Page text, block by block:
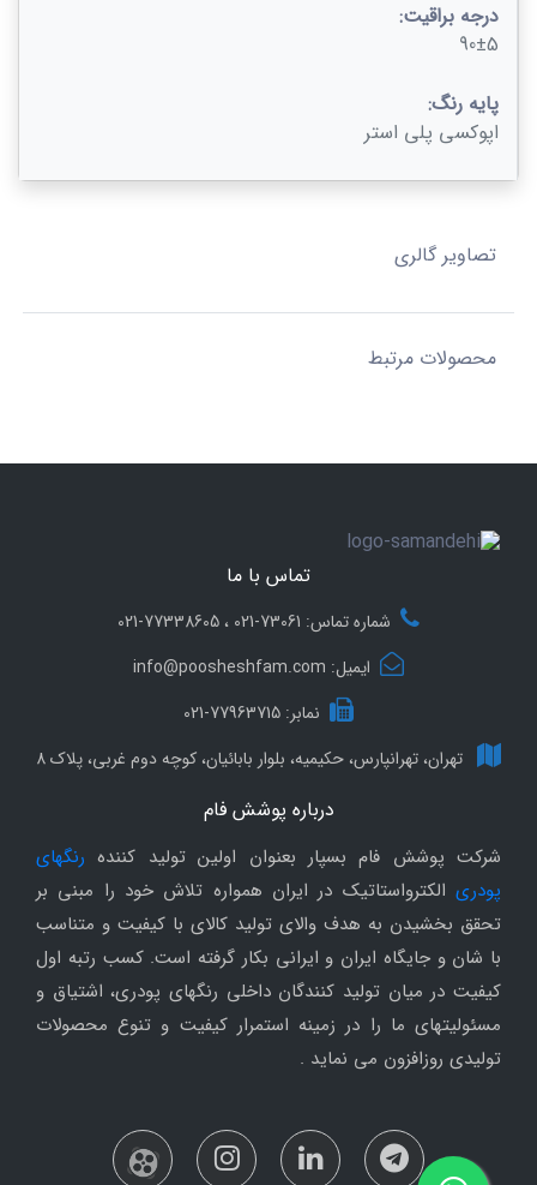
درجه براقیت:
90±5
پایه رنگ:
اپوکسی پلی استر
تصاویر گالری
محصولات مرتبط
تماس با ما
شماره تماس: 73061-021 ، 77338605-021
ایمیل: info@poosheshfam.com
نمابر: 77963715-021
تهران، تهرانپارس، حکیمیه، بلوار بابائیان، کوچه دوم غربی، پلاک 8
درباره پوشش فام
شرکت پوشش فام بسپار بعنوان اولین تولید کننده رنگهای
پودری الکترواستاتیک در ایران همواره تلاش خود را مبنی بر
تحقق بخشیدن به هدف والای تولید کالای با کیفیت و متناسب
با شان و جایگاه ایران و ایرانی بکار گرفته است. کسب رتبه اول
کیفیت در میان تولید کنندگان داخلی رنگهای پودری، اشتیاق و
مسئولیتهای ما را در زمینه استمرار کیفیت و تنوع محصولات
تولیدی روزافزون می نماید .